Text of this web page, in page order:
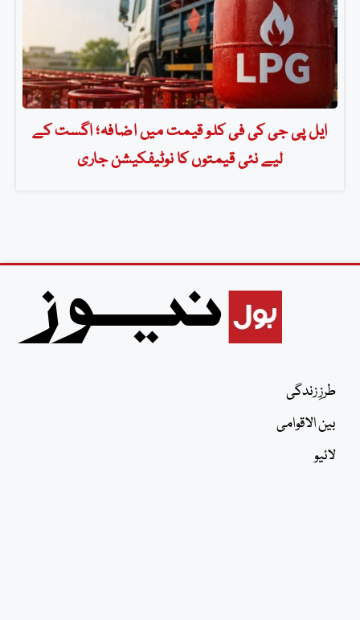
ایل پی جی کی فی کلو قیمت میں اضافہ؛ اگست کے
لیے نئی قیمتوں کا نوٹیفکیشن جاری
طرزِ زندگی
بین الاقوامی
لائیو